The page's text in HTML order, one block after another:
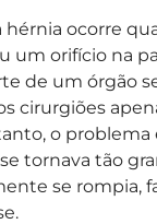
hérnia ocorre
um orifício na
de um órgão
cirurgiões
o problema
tornava tão
se rompia,